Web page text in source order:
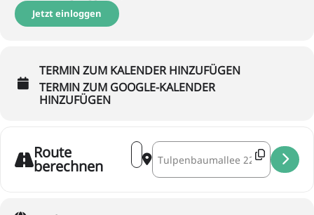
Jetzt einloggen
TERMIN ZUM KALENDER HINZUFÜGEN
TERMIN ZUM GOOGLE-KALENDER
HINZUFÜGEN
Route
berechnen
Address - !!! ABGESAGT !!! []
Destination Address - !!!